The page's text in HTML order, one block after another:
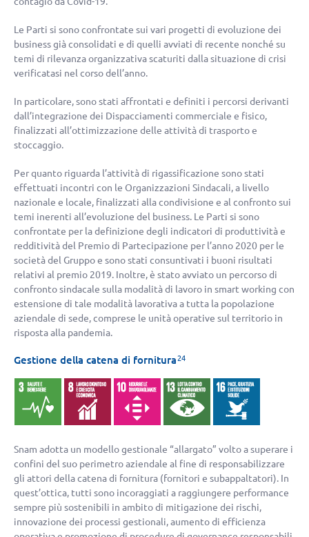
Le Parti si sono confrontate sui vari progetti di evoluzione dei
business già consolidati e di quelli avviati di recente nonché su
temi di rilevanza organizzativa scaturiti dalla situazione di crisi
verificatasi nel corso dell’anno.
In particolare, sono stati affrontati e definiti i percorsi derivanti
dall’integrazione dei Dispacciamenti commerciale e fisico,
finalizzati all’ottimizzazione delle attività di trasporto e
stoccaggio.
Per quanto riguarda l’attività di rigassificazione sono stati
effettuati incontri con le Organizzazioni Sindacali, a livello
nazionale e locale, finalizzati alla condivisione e al confronto sui
temi inerenti all’evoluzione del business. Le Parti si sono
confrontate per la definizione degli indicatori di produttività e
redditività del Premio di Partecipazione per l’anno 2020 per le
società del Gruppo e sono stati consuntivati i buoni risultati
relativi al premio 2019. Inoltre, è stato avviato un percorso di
confronto sindacale sulla modalità di lavoro in smart working con
estensione di tale modalità lavorativa a tutta la popolazione
aziendale di sede, comprese le unità operative sul territorio in
risposta alla pandemia.
Gestione della catena di fornitura24
Snam adotta un modello gestionale “allargato” volto a superare i
confini del suo perimetro aziendale al fine di responsabilizzare
gli attori della catena di fornitura (fornitori e subappaltatori). In
quest’ottica, tutti sono incoraggiati a raggiungere performance
sempre più sostenibili in ambito di mitigazione dei rischi,
innovazione dei processi gestionali, aumento di efficienza